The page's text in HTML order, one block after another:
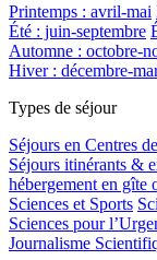
Printemps : avril-mai
Été : juin-septembre
Automne : octobre-
Hiver : décembre-
Types de séjour
Séjours en Centres
Séjours itinérants &
hébergement en gîte
Sciences et Sports
Sciences pour
Journalisme